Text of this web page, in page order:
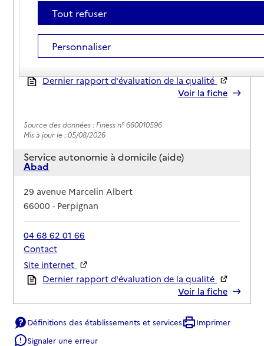
66000-Perpignan
04 30 82 47 52
Contact
Rapport HAS
Dernier rapport d'évaluation de la qualité
Voir la fiche
Source des données : Finess n° 660010596
Mis à jour le : 05/08/2026
Service autonomie à domicile (aide)
Abad
Adresse
29 avenue Marcelin Albert
66000-Perpignan
04 68 62 01 66
Contact
Site internet
Rapport HAS
Dernier rapport d'évaluation de la qualité
Voir la fiche
Source des données : Finess n° 660010778
Mis à jour le : 05/08/2026
Définitions des établissements et services
Imprimer
Signaler une erreur
Tout refuser
Personnaliser